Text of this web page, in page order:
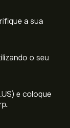
a sua
o seu
e coloque